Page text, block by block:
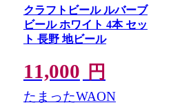
クラフトビール ルバーブ
ビール ホワイト 4本 セッ
ト 長野 地ビール
11,000 円
たまったWAON